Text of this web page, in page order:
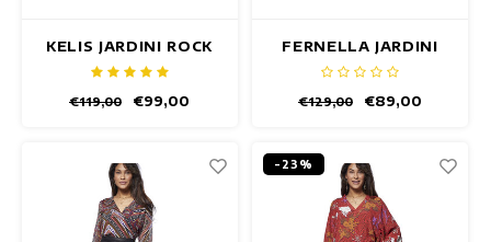
KELIS JARDINI ROCK
€119,00 €99,00
FERNELLA JARDINI
ROCK
€129,00 €89,00
-23%